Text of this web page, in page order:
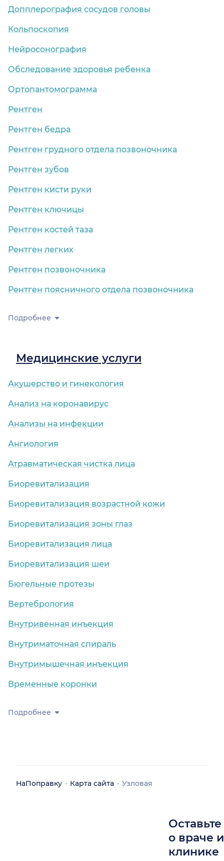
Допплерография сосудов головы
Кольпоскопия
Нейросонография
Обследование здоровья ребенка
Ортопантомограмма
Рентген
Рентген бедра
Рентген грудного отдела позвоночника
Рентген зубов
Рентген кисти руки
Рентген ключицы
Рентген костей таза
Рентген легких
Рентген позвоночника
Рентген поясничного отдела позвоночника
Подробнее
Медицинские услуги
Акушерство и гинекология
Анализ на коронавирус
Анализы на инфекции
Ангиология
Атравматическая чистка лица
Биоревитализация
Биоревитализация возрастной кожи
Биоревитализация зоны глаз
Биоревитализация лица
Биоревитализация шеи
Бюгельные протезы
Вертебрология
Внутривенная инъекция
Внутриматочная спираль
Внутримышечная инъекция
Временные коронки
Подробнее
НаПоправку Карта сайта Узловая
о враче
клинике